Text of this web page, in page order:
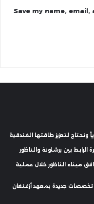
Save my name,
الرابط بين برشلونة والناظور
ميناء الناظور خلال عملية
جديدة بمعهد أزغنغان